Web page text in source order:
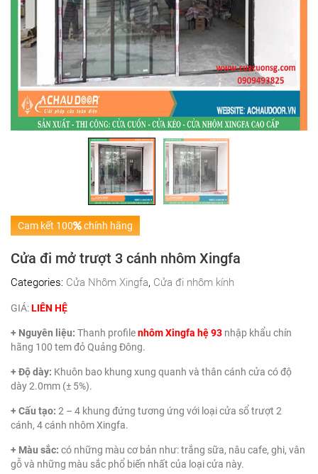
Cam kết 100 chính hãng
Cửa đi mở trượt 3 cánh nhôm Xingfa
Categories: Cửa Nhôm Xingfa, Cửa đi nhôm kính
GIÁ:LIÊN HỆ
+ Nguyên liệu: Thanh profilenhôm Xingfa hệ 93 nhập khẩu chín
hãng 100 tem đỏ Quảng Đông.
+ Độ dày: Khuôn bao khung xung quanh và thân cánh cửa có độ
dày 2.0mm (± 5%).
+ Cấu tạo: 2 – 4 khung đứng tương ứng với loại cửa sổ trượt 2
cánh, 4 cánh nhôm Xingfa.
+ Màu sắc: có những màu cơ bản như: trắng sữa, nâu cafe, ghi, vân
gỗ và những màu sắc phổ biến nhất của loại cửa này.